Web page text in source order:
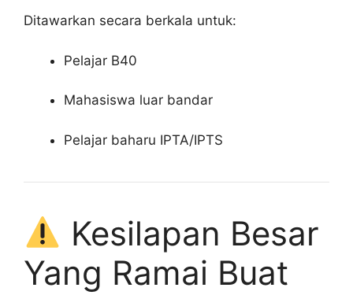
Ditawarkan secara berkala untuk:
Pelajar B40
Mahasiswa luar bandar
Pelajar baharu IPTA/IPTS
Kesilapan Besar
Yang Ramai Buat